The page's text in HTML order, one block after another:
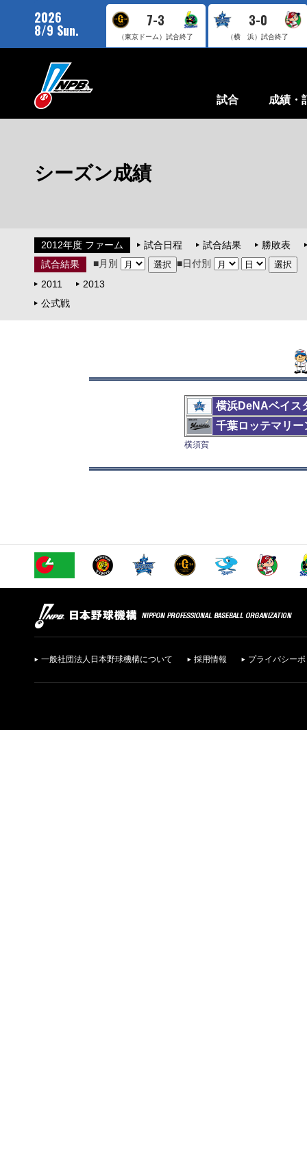
2026
8/9 Sun.
7-3
（東京ドーム）試合終了
3-0
（横 浜）試合終了
試合 成績・
シーズン成績
2012年度 ファーム 試合日程 試合結果
勝敗表
試合結果
■月別
■日付別
2011
2013
公式戦
横浜DeNAベイス
千葉ロッテマリー
横須賀
一般社団法人日本野球機構について 採用情報 プライバシー